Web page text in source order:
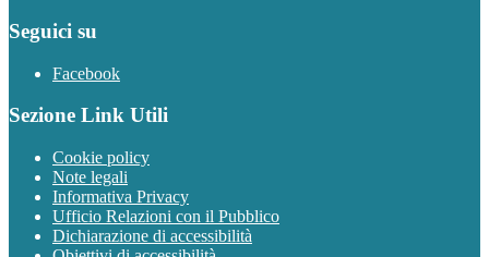
Seguici su
Facebook
Sezione Link Utili
Cookie policy
Note legali
Informativa Privacy
Ufficio Relazioni con il Pubblico
Dichiarazione di accessibilità